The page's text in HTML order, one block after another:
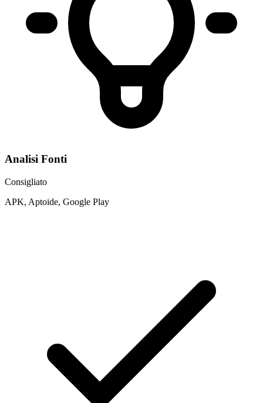
Analisi Fonti
Consigliato
APK, Aptoide, Google Play